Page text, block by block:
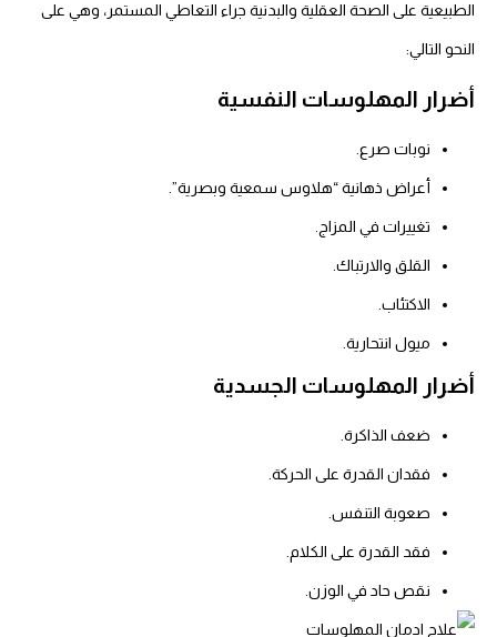
الطبيعية على الصحة العقلية والبدنية جراء التعاطي المستمر، وهي على
النحو التالي:
أضرار المهلوسات النفسية
نوبات صرع.
أعراض ذهانية “هلاوس سمعية وبصرية”.
تغييرات في المزاج.
القلق والارتباك.
الاكتئاب.
ميول انتحارية.
أضرار المهلوسات الجسدية
ضعف الذاكرة.
فقدان القدرة على الحركة.
صعوبة التنفس.
فقد القدرة على الكلام.
نقص حاد في الوزن.